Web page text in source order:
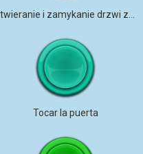
Tocar la puerta